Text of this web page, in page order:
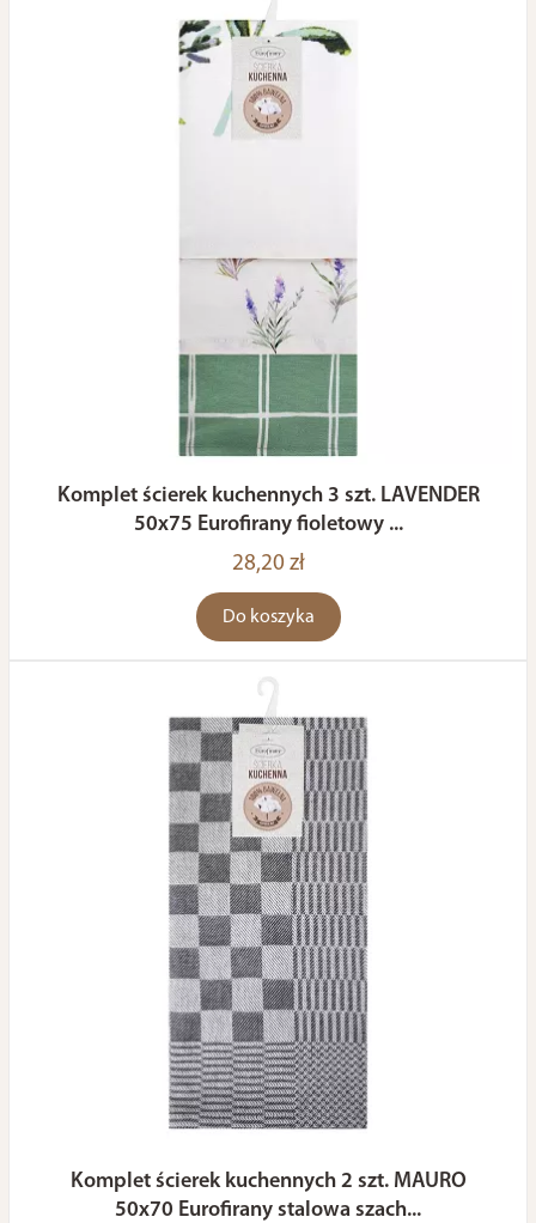
Komplet ścierek kuchennych 3 szt. LAVENDER
50x75 Eurofirany fioletowy ...
28,20 zł
Do koszyka
Komplet ścierek kuchennych 2 szt. MAURO
50x70 Eurofirany stalowa szach...